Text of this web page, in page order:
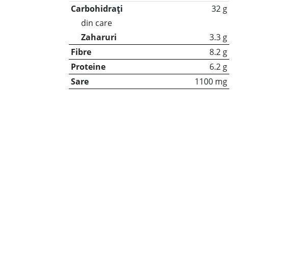
Carbohidrați
32 g
din care
Zaharuri
3.3 g
Fibre
8.2 g
Proteine
6.2 g
Sare
1100 mg